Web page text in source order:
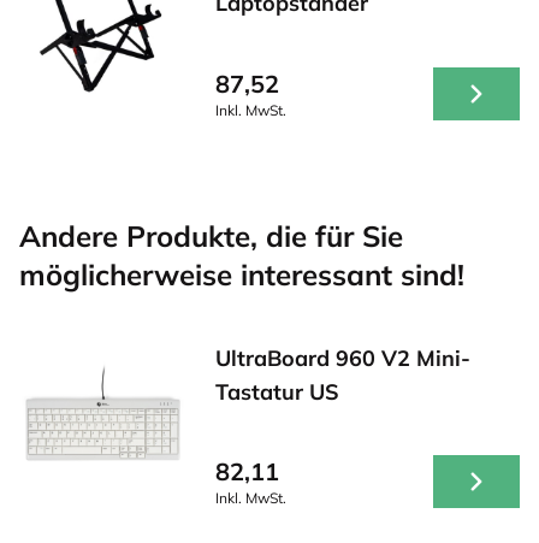
87,52
Inkl. MwSt.
Andere Produkte, die für Sie
möglicherweise interessant sind!
UltraBoard 960 V2 Mini-
Tastatur US
82,11
Inkl. MwSt.